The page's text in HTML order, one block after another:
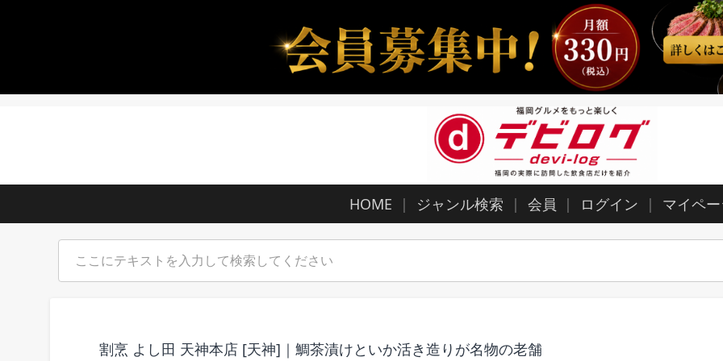
HOME ジャンル検索 会員 ログイン マイペ
割烹 よし田 天神本店 [天神]｜鯛茶漬けといか活き造りが名物の老舗